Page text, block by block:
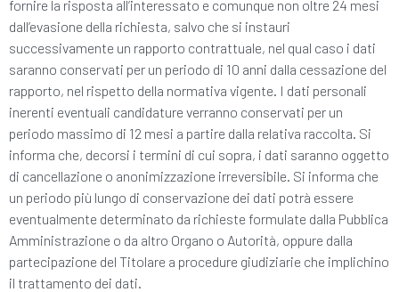
fornire la risposta all’interessato e comunque non oltre 24 mesi
dall’evasione della richiesta, salvo che si instauri
successivamente un rapporto contrattuale, nel qual caso i dati
saranno conservati per un periodo di 10 anni dalla cessazione del
rapporto, nel rispetto della normativa vigente. I dati personali
inerenti eventuali candidature verranno conservati per un
periodo massimo di 12 mesi a partire dalla relativa raccolta. Si
informa che, decorsi i termini di cui sopra, i dati saranno oggetto
di cancellazione o anonimizzazione irreversibile. Si informa che
un periodo più lungo di conservazione dei dati potrà essere
eventualmente determinato da richieste formulate dalla Pubblica
Amministrazione o da altro Organo o Autorità, oppure dalla
partecipazione del Titolare a procedure giudiziarie che implichino
il trattamento dei dati.